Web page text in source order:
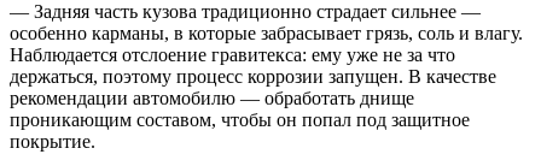
— Задняя часть кузова традиционно страдает сильнее —
особенно карманы, в которые забрасывает грязь, соль и влагу.
Наблюдается отслоение гравитекса: ему уже не за что
держаться, поэтому процесс коррозии запущен. В качестве
рекомендации автомобилю — обработать днище
проникающим составом, чтобы он попал под защитное
покрытие.